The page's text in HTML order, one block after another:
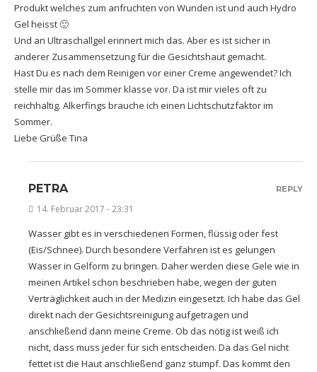
Produkt welches zum anfruchten von Wunden ist und auch Hydro
Gel heisst 🙂
Und an Ultraschallgel erinnert mich das. Aber es ist sicher in
anderer Zusammensetzung für die Gesichtshaut gemacht.
Hast Du es nach dem Reinigen vor einer Creme angewendet? Ich
stelle mir das im Sommer klasse vor. Da ist mir vieles oft zu
reichhaltig. Alkerfings brauche ich einen Lichtschutzfaktor im
Sommer.
Liebe Grüße Tina
PETRA
14. Februar 2017 - 23:31
Wasser gibt es in verschiedenen Formen, flüssig oder fest
(Eis/Schnee). Durch besondere Verfahren ist es gelungen
Wasser in Gelform zu bringen. Daher werden diese Gele wie in
meinen Artikel schon beschrieben habe, wegen der guten
Verträglichkeit auch in der Medizin eingesetzt. Ich habe das Gel
direkt nach der Gesichtsreinigung aufgetragen und
anschließend dann meine Creme. Ob das nötig ist weiß ich
nicht, dass muss jeder für sich entscheiden. Da das Gel nicht
fettet ist die Haut anschließend ganz stumpf. Das kommt den
REPLY